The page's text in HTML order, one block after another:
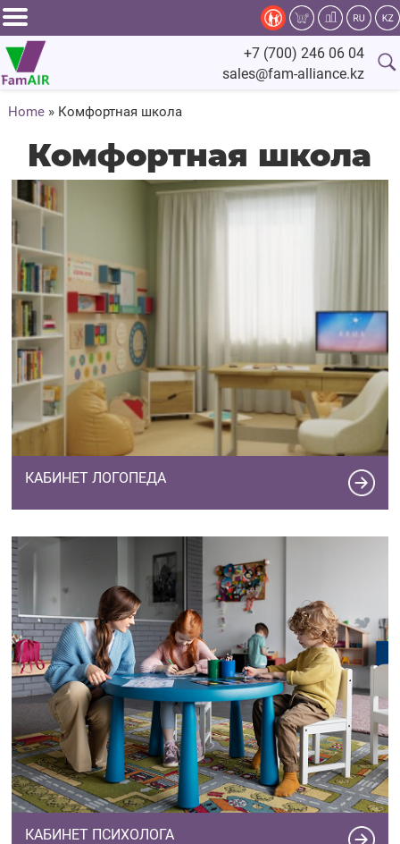
Задать
вопрос
специалисту
Каталог
Оснащение
Производство
Сервис
Компания
Fam.Alliance
+7 (700) 246 06 04
sales@fam-alliance.kz
Home »Комфортная школа
Комфортная школа
КАБИНЕТ ЛОГОПЕДА
КАБИНЕТ ПСИХОЛОГА